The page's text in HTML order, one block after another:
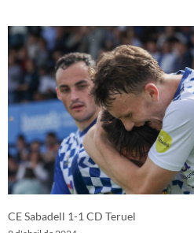
CE Sabadell 1-1 CD Teruel